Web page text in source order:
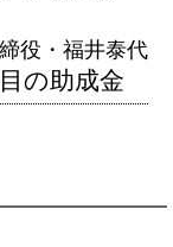
役・福井泰代
の助成金